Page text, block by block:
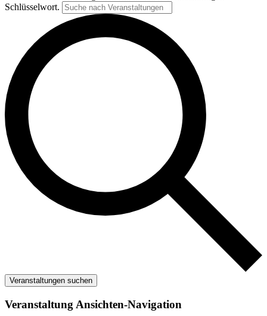
Schlüsselwort.
Veranstaltungen suchen
Veranstaltung Ansichten-Navigation